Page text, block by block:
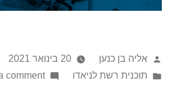
אליה בן כנען
20 בינואר 2021
תוכנית רשת לניאדו
comment